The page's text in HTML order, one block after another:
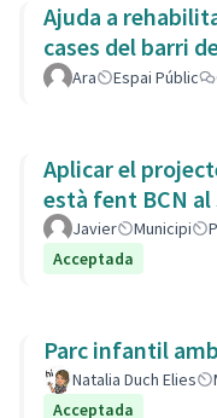
Ajuda a
cases del barri
Ara Espai Públic
Aplicar el
està fent BCN al
Javier Municipi
Acceptada
Parc infantil
Natalia Duch Elies
Acceptada